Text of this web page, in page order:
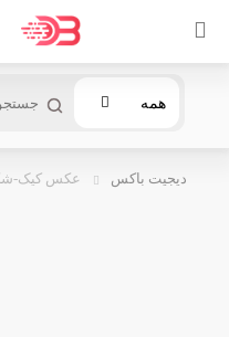
همه
دیجیت باکس عکس کیک-